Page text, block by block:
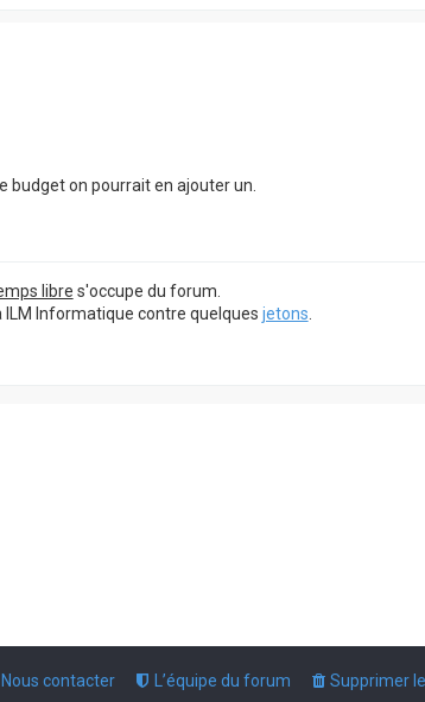
budget on pourrait en ajouter un.
libre s'occupe du forum.
ILM Informatique contre quelques jetons
Supprimer
L’équipe du forum
Nous contacter